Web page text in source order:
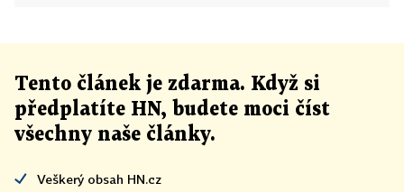
Tento článek je zdarma. Když si
předplatíte HN, budete moci číst
všechny naše články.
Veškerý obsah HN.cz